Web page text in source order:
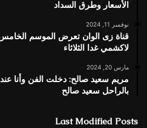
الأسعار وطرق السداد
نوفمبر 11, 2024
قناة زى الوان تعرض الموسم
لاكشمي غدا الثلاثاء
مارس 20, 2024
بالراحل سعيد صالح
Last Modified Posts